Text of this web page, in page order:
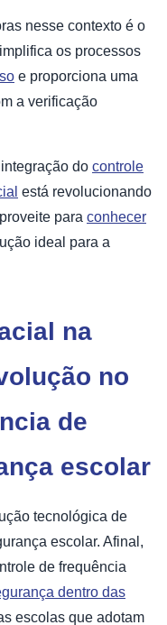
nesse contexto é o
os processos
e proporciona uma
a verificação
do controle
está revolucionando
para conhecer
ideal para a
na
no
de
escolar
tecnológica de
escolar. Afinal,
de frequência
dentro das
escolas que adotam